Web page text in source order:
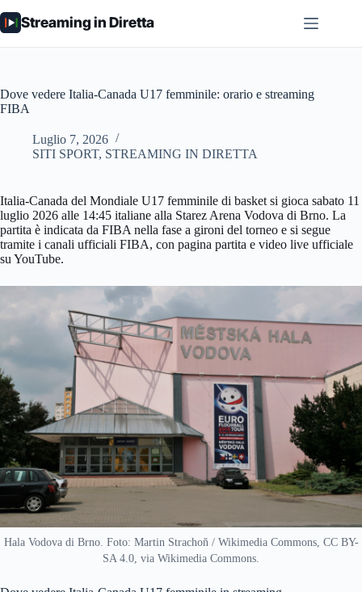
al
contenuto
Streaming in Diretta
Dove vedere Italia-Canada U17 femminile: orario e streaming
FIBA
Luglio 7, 2026
SITI SPORT, STREAMING IN DIRETTA
Italia-Canada del Mondiale U17 femminile di basket si gioca sabato 11
luglio 2026 alle 14:45 italiane alla Starez Arena Vodova di Brno. La
partita è indicata da FIBA nella fase a gironi del torneo e si segue
tramite i canali ufficiali FIBA, con pagina partita e video live ufficiale
su YouTube.
Hala Vodova di Brno. Foto: Martin Strachoň / Wikimedia Commons, CC BY-
SA 4.0, via Wikimedia Commons.